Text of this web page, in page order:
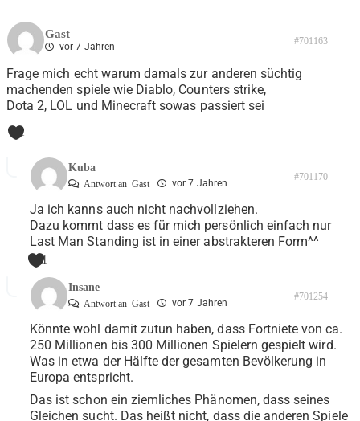
Gast
vor 7 Jahren #701163
Frage mich echt warum damals zur anderen süchtig
machenden spiele wie Diablo, Counters strike,
Dota 2, LOL und Minecraft sowas passiert sei
1
Kuba
Antwort an Gast vor 7 Jahren
#701170
Ja ich kanns auch nicht nachvollziehen.
Dazu kommt dass es für mich persönlich einfach nur
Last Man Standing ist in einer abstrakteren Form^^
1
Insane
Antwort an Gast vor 7 Jahren
#701254
Könnte wohl damit zutun haben, dass Fortniete von ca.
250 Millionen bis 300 Millionen Spielern gespielt wird.
Was in etwa der Hälfte der gesamten Bevölkerung in
Europa entspricht.
Das ist schon ein ziemliches Phänomen, dass seines
Gleichen sucht. Das heißt nicht, dass die anderen Spiele